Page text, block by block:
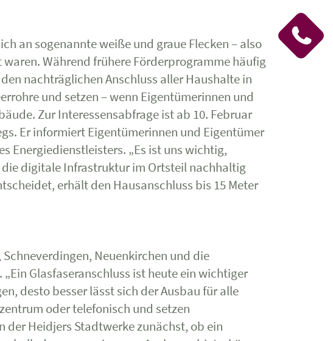
an sogenannte weiße und graue Flecken – also
Während frühere Förderprogramme häufig
nachträglichen Anschluss aller Haushalte in
und setzen – wenn Eigentümerinnen und
Zur Interessensabfrage ist ab 10. Februar
Er informiert Eigentümerinnen und Eigentümer
Energiedienstleisters. „Es ist uns wichtig,
digitale Infrastruktur im Ortsteil nachhaltig
erhält den Hausanschluss bis 15 Meter
Neuenkirchen und die
Glasfaseranschluss ist heute ein wichtiger
desto besser lässt sich der Ausbau für alle
oder telefonisch und setzen
der Heidjers Stadtwerke zunächst, ob ein